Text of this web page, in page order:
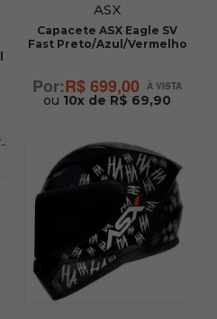
ASX
Capacete ASX Eagle SV
Fast Preto/Azul/Vermelho
R$ 699,00
ou 10x de R$ 69,90